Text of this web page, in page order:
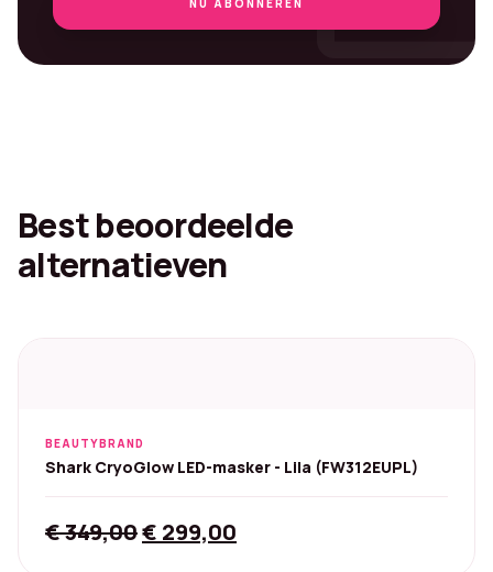
Best beoordeelde
alternatieven
BEAUTYBRAND
Shark CryoGlow LED-masker - Lila (FW312EUPL)
€349,00Original
€ 299,00